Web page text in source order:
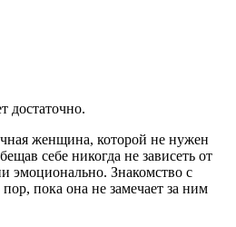
достаточно.
женщина, которой не нужен
себе никогда не зависеть от
эмоционально. Знакомство с
пока она не замечает за ним